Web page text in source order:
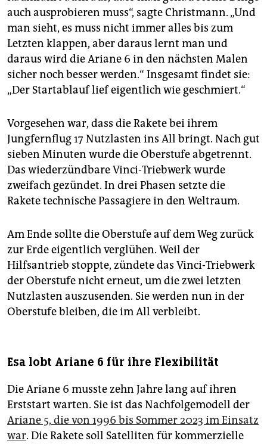
auch ausprobieren muss“, sagte Christmann. „Und
man sieht, es muss nicht immer alles bis zum
Letzten klappen, aber daraus lernt man und
daraus wird die Ariane 6 in den nächsten Malen
sicher noch besser werden.“ Insgesamt findet sie:
„Der Startablauf lief eigentlich wie geschmiert.“
Vorgesehen war, dass die Rakete bei ihrem
Jungfernflug 17 Nutzlasten ins All bringt. Nach gut
sieben Minuten wurde die Oberstufe abgetrennt.
Das wiederzündbare Vinci-Triebwerk wurde
zweifach gezündet. In drei Phasen setzte die
Rakete technische Passagiere in den Weltraum.
Am Ende sollte die Oberstufe auf dem Weg zurück
zur Erde eigentlich verglühen. Weil der
Hilfsantrieb stoppte, zündete das Vinci-Triebwerk
der Oberstufe nicht erneut, um die zwei letzten
Nutzlasten auszusenden. Sie werden nun in der
Oberstufe bleiben, die im All verbleibt.
Esa lobt Ariane 6 für ihre Flexibilität
Die Ariane 6 musste zehn Jahre lang auf ihren
Erststart warten. Sie ist das Nachfolgemodell der
Ariane 5, die von 1996 bis Sommer 2023 im Einsatz
war. Die Rakete soll Satelliten für kommerzielle